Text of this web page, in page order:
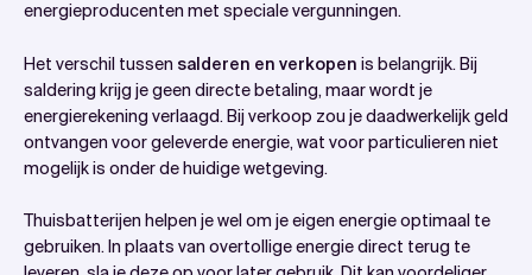
energieproducenten met speciale vergunningen.
Het verschil tussen salderen en verkopen is belangrijk. Bij
saldering krijg je geen directe betaling, maar wordt je
energierekening verlaagd. Bij verkoop zou je daadwerkelijk geld
ontvangen voor geleverde energie, wat voor particulieren niet
mogelijk is onder de huidige wetgeving.
Thuisbatterijen helpen je wel om je eigen energie optimaal te
gebruiken. In plaats van overtollige energie direct terug te